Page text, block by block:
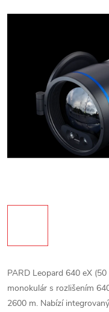
PARD Leopard 640 eX
monokulár s rozlišením
2600 m. Nabízí